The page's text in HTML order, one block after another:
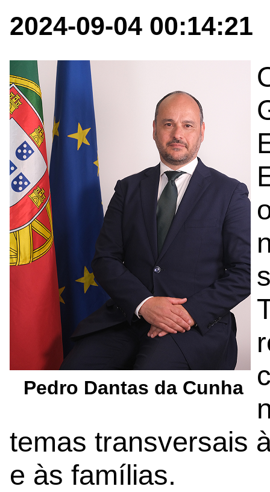
2024-09-04 00:14:21
Pedro Dantas da Cunha
temas transversais
e às famílias.